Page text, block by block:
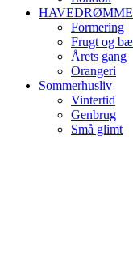
HAVEDRØMME
Formering
Frugt og
Årets gang
Orangeri
Sommerhusliv
Vintertid
Genbrug
Små glimt